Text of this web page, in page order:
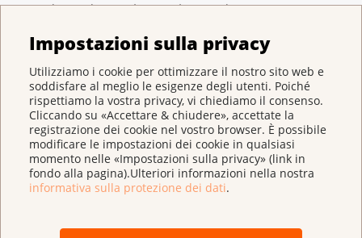
Impostazioni sulla privacy
Utilizziamo i cookie per ottimizzare il nostro sito web e
soddisfare al meglio le esigenze degli utenti. Poiché
rispettiamo la vostra privacy, vi chiediamo il consenso.
Cliccando su «Accettare & chiudere», accettate la
registrazione dei cookie nel vostro browser. È possibile
modificare le impostazioni dei cookie in qualsiasi
momento nelle «Impostazioni sulla privacy» (link in
fondo alla pagina).Ulteriori informazioni nella nostra
informativa sulla protezione dei dati.
presidente di Lymphome.ch Rete di pazienti
empatia, perseveranza e lo sguardo rivolto al
futuro. Regala a moltissime persone conoscenze,
speranza e fiducia – ed è nota come lavoce dei malati
di linfoma in Svizzera.
Rosmarie Pfau ha avuto lei stessa un linfoma,
diagnosticato nel 1999. Sulla base di questa
esperienza personale, nel 2001 ha fondato a Basilea il
da linfoma e i loro familiari, da cui nel 2005 è nata